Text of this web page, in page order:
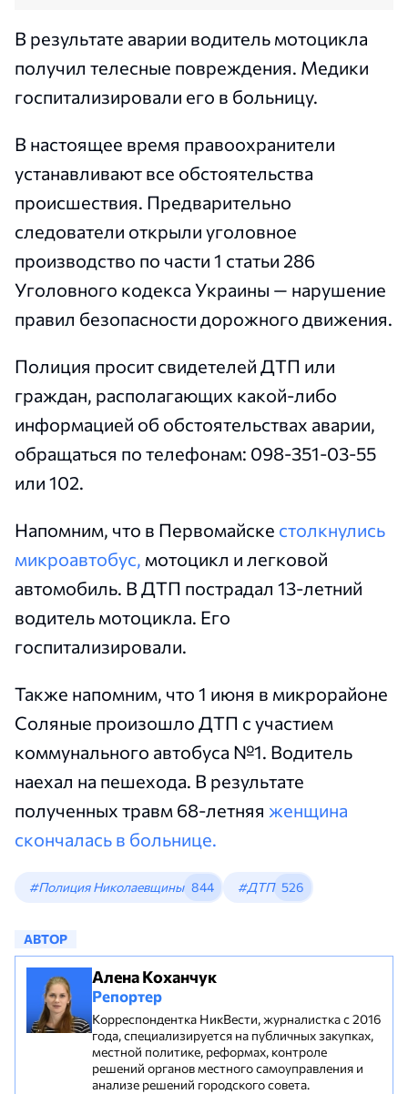
В результате аварии водитель мотоцикла
получил телесные повреждения. Медики
госпитализировали его в больницу.
В настоящее время правоохранители
устанавливают все обстоятельства
происшествия. Предварительно
следователи открыли уголовное
производство по части 1 статьи 286
Уголовного кодекса Украины — нарушение
правил безопасности дорожного движения.
Полиция просит свидетелей ДТП или
граждан, располагающих какой-либо
информацией об обстоятельствах аварии,
обращаться по телефонам: 098-351-03-55
или 102.
Напомним, что в Первомайске столкнулись
микроавтобус, мотоцикл и легковой
автомобиль. В ДТП пострадал 13-летний
водитель мотоцикла. Его
госпитализировали.
Также напомним, что 1 июня в микрорайоне
Соляные произошло ДТП с участием
коммунального автобуса №1. Водитель
наехал на пешехода. В результате
полученных травм 68-летняя женщина
скончалась в больнице.
#Полиция Николаевщины 844 #ДТП 526
АВТОР
Алена Коханчук
Репортер
Корреспондентка НикВести, журналистка с 2016
года, специализируется на публичных закупках,
местной политике, реформах, контроле
решений органов местного самоуправления и
анализе решений городского совета.